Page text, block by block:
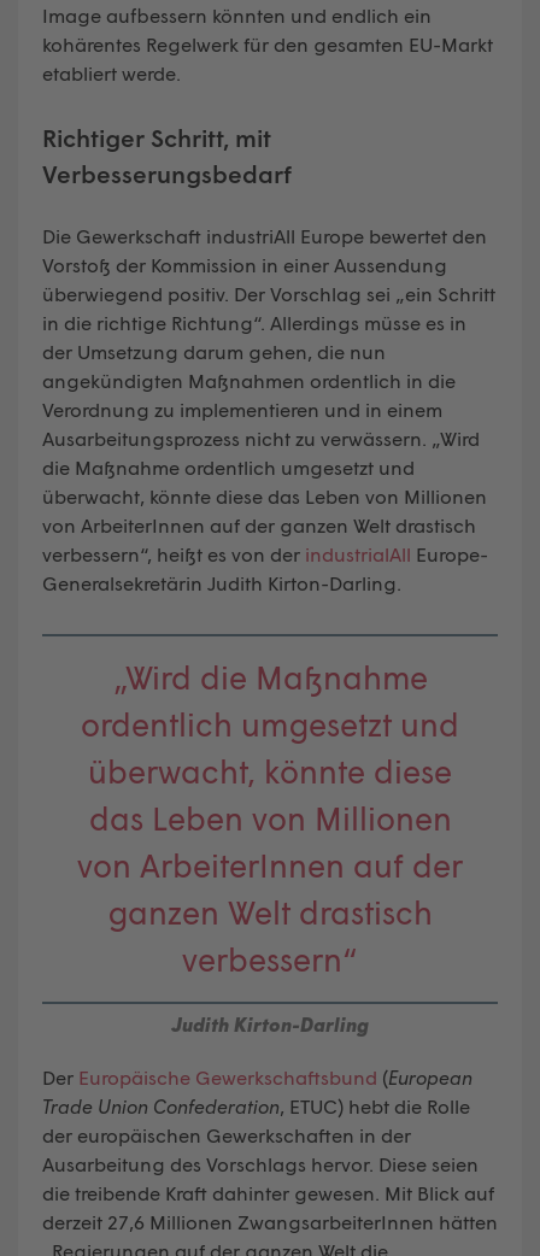
Image aufbessern könnten und endlich ein
kohärentes Regelwerk für den gesamten EU-Markt
etabliert werde.
Richtiger Schritt, mit
Verbesserungsbedarf
Die Gewerkschaft industriAll Europe bewertet den
Vorstoß der Kommission in einer Aussendung
überwiegend positiv. Der Vorschlag sei „ein Schritt
in die richtige Richtung“. Allerdings müsse es in
der Umsetzung darum gehen, die nun
angekündigten Maßnahmen ordentlich in die
Verordnung zu implementieren und in einem
Ausarbeitungsprozess nicht zu verwässern. „Wird
die Maßnahme ordentlich umgesetzt und
überwacht, könnte diese das Leben von Millionen
von ArbeiterInnen auf der ganzen Welt drastisch
verbessern“, heißt es von der industrialAll Europe-
Generalsekretärin Judith Kirton-Darling.
„Wird die Maßnahme
ordentlich umgesetzt und
überwacht, könnte diese
das Leben von Millionen
von ArbeiterInnen auf der
ganzen Welt drastisch
verbessern“
Judith Kirton-Darling
Der Europäische Gewerkschaftsbund (European
Trade Union Confederation, ETUC) hebt die Rolle
der europäischen Gewerkschaften in der
Ausarbeitung des Vorschlags hervor. Diese seien
die treibende Kraft dahinter gewesen. Mit Blick auf
derzeit 27,6 Millionen ZwangsarbeiterInnen hätten
„Regierungen auf der ganzen Welt die